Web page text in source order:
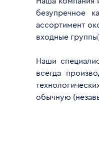
безупречное
ассортимент
входные
Наши
всегда
обычную